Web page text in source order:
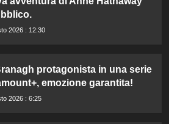
2026 : 12:30
protagonista in una serie
emozione garantita!
2026 : 6:25